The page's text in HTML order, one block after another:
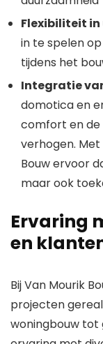
Flexibiliteit
in te spelen
tijdens het
Integratie
domotica en
comfort en de
verhogen.
Bouw ervoor
maar ook
Ervaring
en
Bij Van Mourik
projecten
woningbouw tot